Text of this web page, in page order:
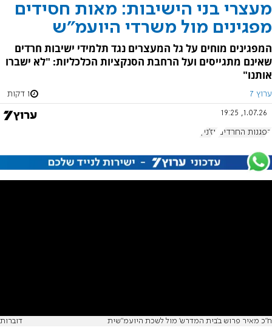
מעצרי בני הישיבות: מאות חסידים
מפגינים מול משרדי היועמ"ש
המפגינים מוחים על גל המעצרים נגד תלמידי ישיבות חרדים
שאינם מתגייסים ועל הרחבת הסנקציות הכלכליות: "לא ישברו
אותנו"
ערוץ 7 1 דקות
1.07.26, 19:25
הפגנות החרדים ויז'ניץ
ח"כ מאיר פרוש ב'בית המדרש' מול לשכת היועמ"שית דוברות